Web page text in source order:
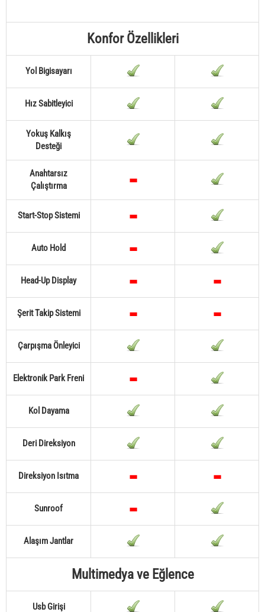
Konfor Özellikleri
Yol Bigisayarı
Hız Sabitleyici
Yokuş Kalkış
Desteği
Anahtarsız
Çalıştırma
Start-Stop Sistemi
Auto Hold
Head-Up Display
Şerit Takip Sistemi
Çarpışma Önleyici
Elektronik Park Freni
Kol Dayama
Deri Direksiyon
Direksiyon Isıtma
Sunroof
Alaşım Jantlar
Multimedya ve Eğlence
Usb Girişi